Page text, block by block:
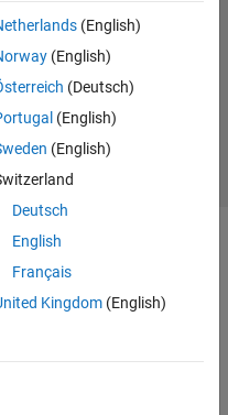
(English)
(English)
(Deutsch)
(English)
(English)
Deutsch
English
Français
Kingdom(English)
Contacts locaux